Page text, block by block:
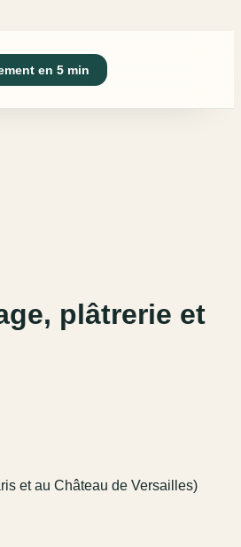
en 5 min
plâtrerie et
et au Château de Versailles)